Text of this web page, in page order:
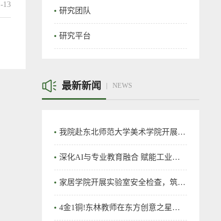
13
研究团队
研究平台
最新新闻 NEWS
我院赴东北师范大学美术学院开展专题调研
深化AI与专业教育融合 赋能工业设计人才培养 ——家居与艺术设计学院工业设计专业召开专题研讨会
家居学院开展实验室安全检查，筑牢实验室安全防线
4金1铜!东林教师在东方创意之星教师教学创新大赛再创佳绩！